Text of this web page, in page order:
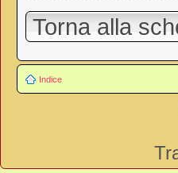
Torna alla
Indice